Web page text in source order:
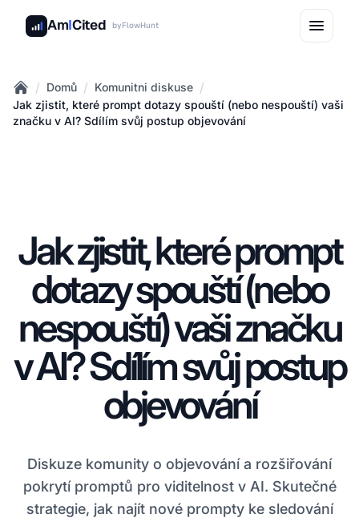
AmICited byFlowHunt
Home
/ Domů / Komunitni diskuse /
Jak zjistit, které prompt dotazy spouští (nebo nespouští) vaši
značku v AI? Sdílím svůj postup objevování
Jak zjistit, které prompt
dotazy spouští (nebo
nespouští) vaši značku
v AI? Sdílím svůj postup
objevování
Diskuze komunity o objevování a rozšiřování
pokrytí promptů pro viditelnost v AI. Skutečné
strategie, jak najít nové prompty ke sledování